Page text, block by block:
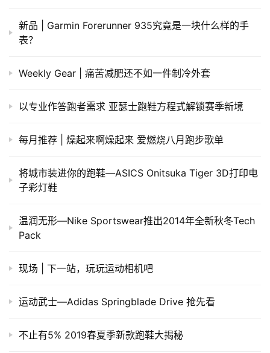
新品 | Garmin Forerunner 935究竟是一块什么样的手
表？
Weekly Gear | 痛苦减肥还不如一件制冷外套
以专业作答跑者需求 亚瑟士跑鞋方程式解锁赛季新境
每月推荐 | 燥起来啊燥起来 爱燃烧八月跑步歌单
将城市装进你的跑鞋—ASICS Onitsuka Tiger 3D打印电
子彩灯鞋
温润无形—Nike Sportswear推出2014年全新秋冬Tech
Pack
现场 | 下一站，玩玩运动相机吧
运动武士—Adidas Springblade Drive 抢先看
不止有5% 2019春夏季新款跑鞋大揭秘